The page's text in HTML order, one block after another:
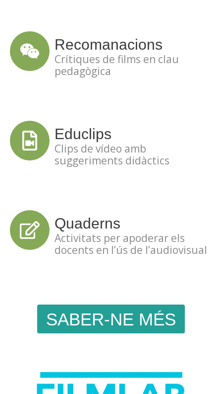
Recomanacions
Crítiques de films en clau
pedagògica
Educlips
Clips de vídeo amb
suggeriments didàctics
Quaderns
Activitats per apoderar els
docents en l’ús de l’audiovisual
SABER-NE MÉS